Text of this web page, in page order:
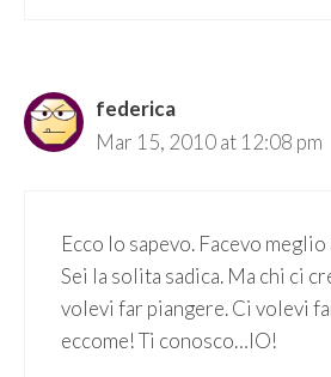
federica
Mar 15, 2010 at 12:08 pm
Ecco lo sapevo. Facevo
Sei la solita sadica. Ma chi ci
volevi far piangere. Ci volevi
eccome! Ti conosco…IO!